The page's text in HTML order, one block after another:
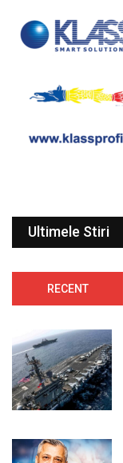
Ultimele Stiri
RECENT